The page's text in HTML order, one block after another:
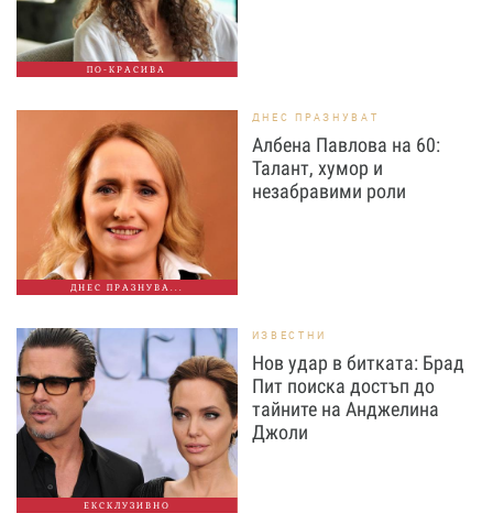
ПО-КРАСИВА
ДНЕС ПРАЗНУВА...
ДНЕС ПРАЗНУВАТ
Албена Павлова на 60:
Талант, хумор и
незабравими роли
ЕКСКЛУЗИВНО
ИЗВЕСТНИ
Нов удар в битката: Брад
Пит поиска достъп до
тайните на Анджелина
Джоли